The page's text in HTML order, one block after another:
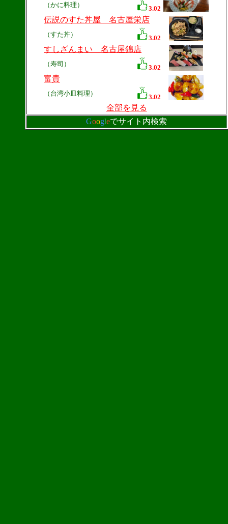
（かに料理） 3.02
伝説のすた丼屋 名古屋栄店
（すた丼） 3.02
すしざんまい 名古屋錦店
（寿司） 3.02
富貴
（台湾小皿料理） 3.02
全部を見る
Googleでサイト内検索